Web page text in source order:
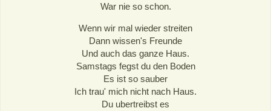
War nie so schon.
Wenn wir mal wieder streiten
Dann wissen's Freunde
Und auch das ganze Haus.
Samstags fegst du den Boden
Es ist so sauber
Ich trau' mich nicht nach Haus.
Du ubertreibst es